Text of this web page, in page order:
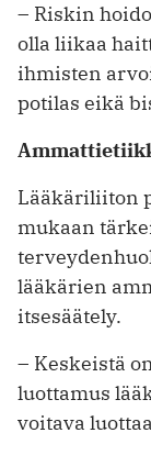
– Riskin
olla liikaa
ihmisten
potilas eikä
Lääkäriliiton
mukaan
lääkärien
itsesäätely.
– Keskeistä
luottamus
voitava